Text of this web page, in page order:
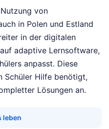
von
in Polen und Estland
in der digitalen
adaptive Lernsoftware,
anpasst. Diese
Schüler Hilfe benötigt,
Lösungen an.
leben